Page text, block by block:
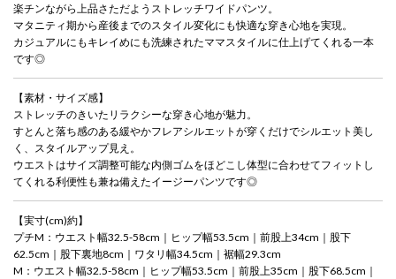
楽チンながら上品さただようストレッチワイドパンツ。
マタニティ期から産後までのスタイル変化にも快適な穿き心地を実現。
カジュアルにもキレイめにも洗練されたママスタイルに仕上げてくれる一本
です◎
【素材・サイズ感】
ストレッチのきいたリラクシーな穿き心地が魅力。
すとんと落ち感のある緩やかフレアシルエットが穿くだけでシルエット美し
く、スタイルアップ見え。
ウエストはサイズ調整可能な内側ゴムをほどこし体型に合わせてフィットし
てくれる利便性も兼ね備えたイージーパンツです◎
【実寸(cm)約】
プチM：ウエスト幅32.5-58cm｜ヒップ幅53.5cm｜前股上34cm｜股下
62.5cm｜股下裏地8cm｜ワタリ幅34.5cm｜裾幅29.3cm
M：ウエスト幅32.5-58cm｜ヒップ幅53.5cm｜前股上35cm｜股下68.5cm｜